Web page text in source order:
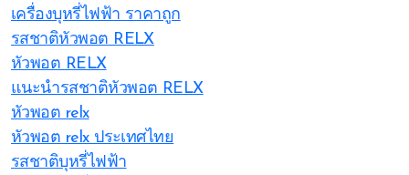
เครื่องบุหรี่ไฟฟ้า ราคาถูก
รสชาติหัวพอต RELX
หัวพอต RELX
แนะนำรสชาติหัวพอต RELX
หัวพอต relx
หัวพอต relx ประเทศไทย
รสชาติบุหรี่ไฟฟ้า